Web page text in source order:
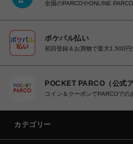
全国のPARCOやONLINE
ポケパル払い
初回登録＆お買物で最大1,500円
POCKET PARCO（公式ア
コイン＆クーポンでPARCOでの
カテゴリー